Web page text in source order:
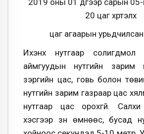
20 цаг хүртэлх
цаг агаарын
Ихэнх нутгаар солигдмол
аймгуудын нутгийн зарим
зэргийн цас, говь болон
нутгийн зарим газраар цас
нутгаар цас орохгүй.
хэсгээр зүүн өмнөөс, бусад